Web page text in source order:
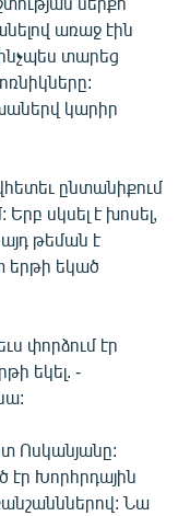
առաջ էին
տարեց
կարիր
ընտանիքում
սկսել է խոսել,
թեման է
երթի եկած
փորձում էր
եկել. -
Ոսկանյանը:
էր Խորհրդային
Նա